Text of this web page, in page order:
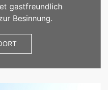
gastfreundlich
Besinnung.